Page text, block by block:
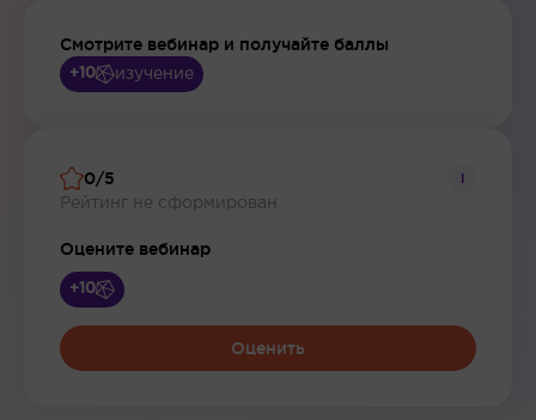
Смотрите вебинар и получайте баллы
+10 изучение
0/5
Рейтинг не сформирован
i
Оцените вебинар
+10
Оценить